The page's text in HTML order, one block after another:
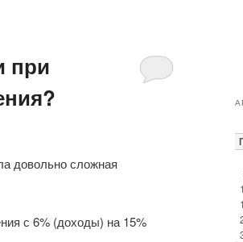
при
довольно сложная
с 6% (доходы) на 15%